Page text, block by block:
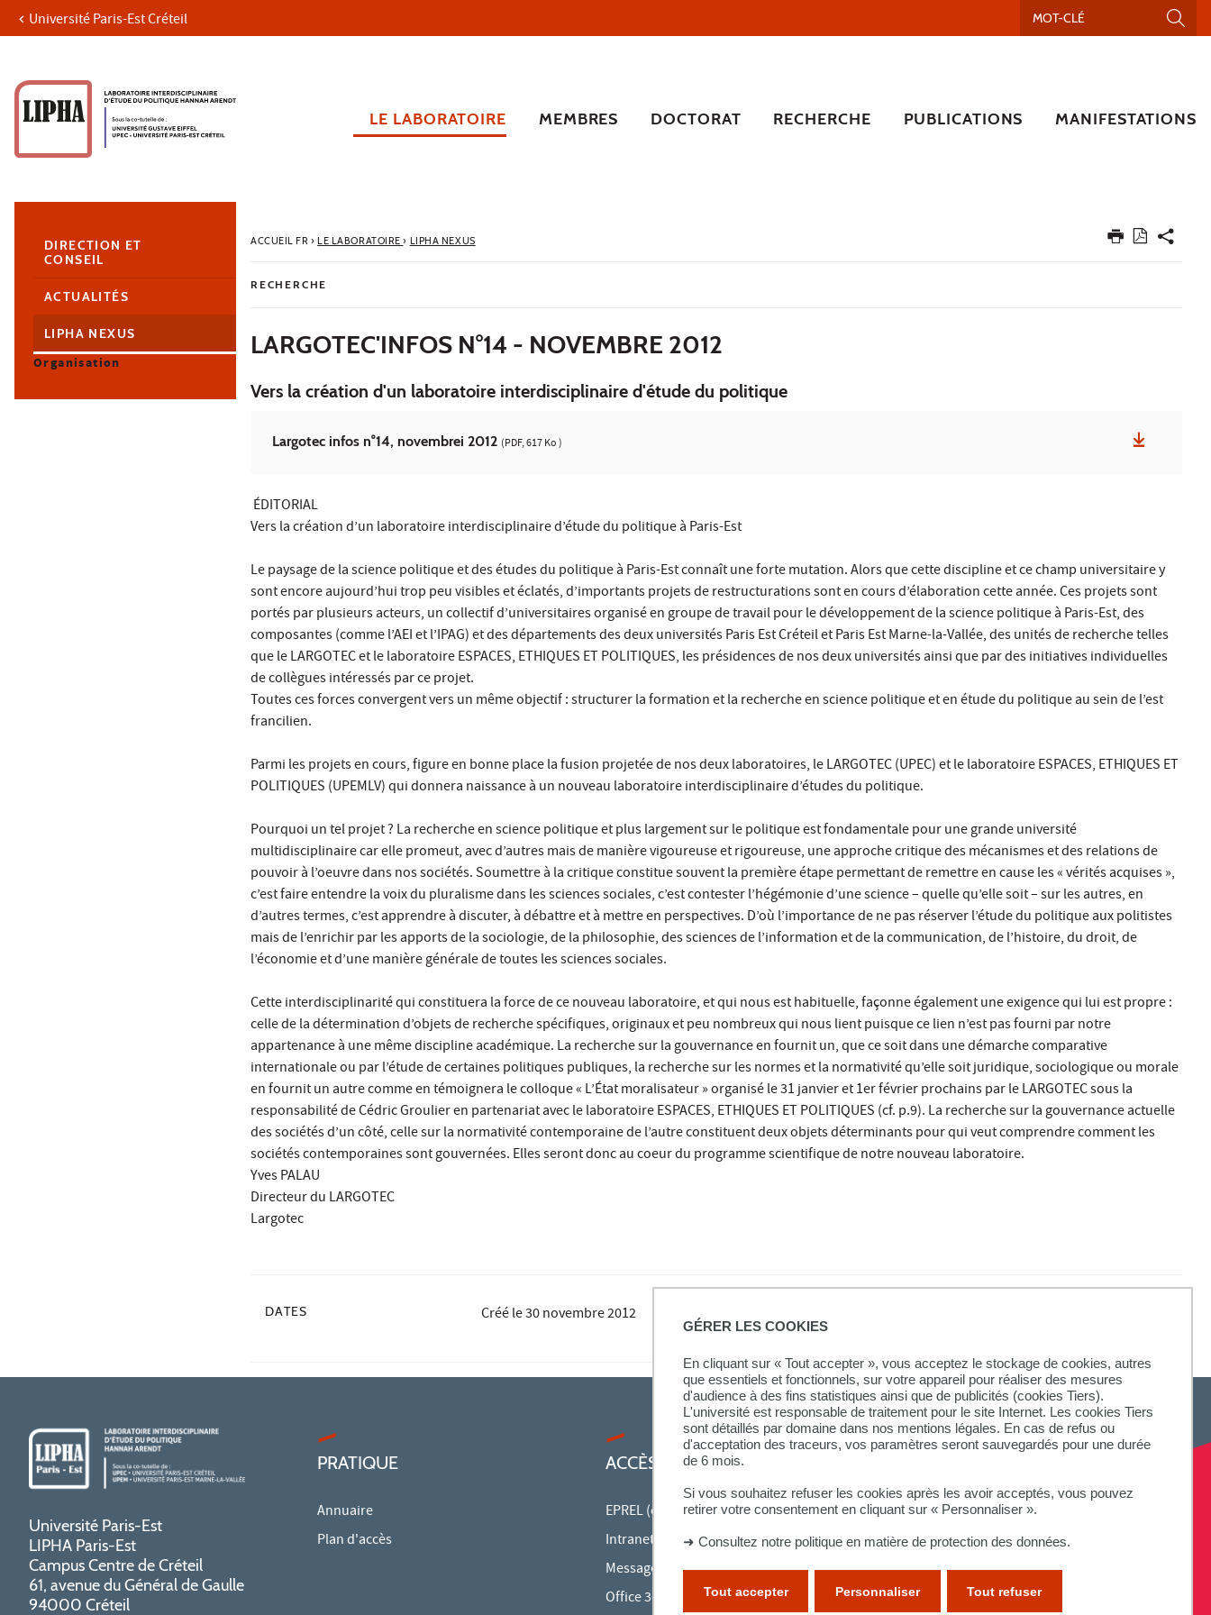
GÉRER LES COOKIES
En cliquant sur « Tout accepter », vous acceptez le stockage de cookies, autres
que essentiels et fonctionnels, sur votre appareil pour réaliser des mesures
d'audience à des fins statistiques ainsi que de publicités (cookies Tiers).
L'université est responsable de traitement pour le site Internet. Les cookies Tiers
sont détaillés par domaine dans nos mentions légales. En cas de refus ou
d'acceptation des traceurs, vos paramètres seront sauvegardés pour une durée
de 6 mois.
Si vous souhaitez refuser les cookies après les avoir acceptés, vous pouvez
retirer votre consentement en cliquant sur « Personnaliser ».
➜ Consultez notre politique en matière de protection des données.
Tout accepter Tout refuser
Personnaliser
Aller au contenu
Recherche
Navigation secondaire
Université Paris-Est Créteil
LE LABORATOIRE MEMBRES DOCTORAT RECHERCHE PUBLICATIONS MANIFESTATIONS
ACCUEIL FR› LE LABORATOIRE› LIPHA NEXUS
RECHERCHE
LARGOTEC'INFOS N°14 - NOVEMBRE 2012
Vers la création d'un laboratoire interdisciplinaire d'étude du politique
Largotec infos n°14, novembrei 2012 (PDF, 617 Ko )
ÉDITORIAL
Vers la création d’un laboratoire interdisciplinaire d’étude du politique à Paris-Est
Le paysage de la science politique et des études du politique à Paris-Est connaît une forte mutation. Alors que cette discipline et ce champ universitaire y
sont encore aujourd’hui trop peu visibles et éclatés, d’importants projets de restructurations sont en cours d’élaboration cette année. Ces projets sont
portés par plusieurs acteurs, un collectif d’universitaires organisé en groupe de travail pour le développement de la science politique à Paris-Est, des
composantes (comme l’AEI et l’IPAG) et des départements des deux universités Paris Est Créteil et Paris Est Marne-la-Vallée, des unités de recherche telles
que le LARGOTEC et le laboratoire ESPACES, ETHIQUES ET POLITIQUES, les présidences de nos deux universités ainsi que par des initiatives individuelles
de collègues intéressés par ce projet.
Toutes ces forces convergent vers un même objectif : structurer la formation et la recherche en science politique et en étude du politique au sein de l’est
francilien.
Parmi les projets en cours, figure en bonne place la fusion projetée de nos deux laboratoires, le LARGOTEC (UPEC) et le laboratoire ESPACES, ETHIQUES ET
POLITIQUES (UPEMLV) qui donnera naissance à un nouveau laboratoire interdisciplinaire d’études du politique.
Pourquoi un tel projet ? La recherche en science politique et plus largement sur le politique est fondamentale pour une grande université
multidisciplinaire car elle promeut, avec d’autres mais de manière vigoureuse et rigoureuse, une approche critique des mécanismes et des relations de
pouvoir à l’oeuvre dans nos sociétés. Soumettre à la critique constitue souvent la première étape permettant de remettre en cause les « vérités acquises »,
c’est faire entendre la voix du pluralisme dans les sciences sociales, c’est contester l’hégémonie d’une science – quelle qu’elle soit – sur les autres, en
d’autres termes, c’est apprendre à discuter, à débattre et à mettre en perspectives. D’où l’importance de ne pas réserver l’étude du politique aux politistes
mais de l’enrichir par les apports de la sociologie, de la philosophie, des sciences de l’information et de la communication, de l’histoire, du droit, de
l’économie et d’une manière générale de toutes les sciences sociales.
Cette interdisciplinarité qui constituera la force de ce nouveau laboratoire, et qui nous est habituelle, façonne également une exigence qui lui est propre :
celle de la détermination d’objets de recherche spécifiques, originaux et peu nombreux qui nous lient puisque ce lien n’est pas fourni par notre
appartenance à une même discipline académique. La recherche sur la gouvernance en fournit un, que ce soit dans une démarche comparative
internationale ou par l’étude de certaines politiques publiques, la recherche sur les normes et la normativité qu’elle soit juridique, sociologique ou morale
en fournit un autre comme en témoignera le colloque « L’État moralisateur » organisé le 31 janvier et 1er février prochains par le LARGOTEC sous la
responsabilité de Cédric Groulier en partenariat avec le laboratoire ESPACES, ETHIQUES ET POLITIQUES (cf. p.9). La recherche sur la gouvernance actuelle
des sociétés d’un côté, celle sur la normativité contemporaine de l’autre constituent deux objets déterminants pour qui veut comprendre comment les
sociétés contemporaines sont gouvernées. Elles seront donc au coeur du programme scientifique de notre nouveau laboratoire.
Yves PALAU
Directeur du LARGOTEC
Largotec
DATES Créé le30 novembre 2012
DIRECTION ET
CONSEIL
ACTUALITÉS
LIPHA NEXUS
Organisation
Université Paris-Est
LIPHA Paris-Est
Campus Centre de Créteil
61, avenue du Général de Gaulle
94000 Créteil
PRATIQUE
Annuaire
Plan d'accès
ACCÈS RAPIDES
EPREL (cours en ligne)
Intranet des personnels
Messagerie des personnels
Office 365